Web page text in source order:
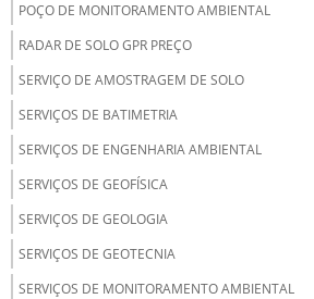
POÇO DE MONITORAMENTO AMBIENTAL
RADAR DE SOLO GPR PREÇO
SERVIÇO DE AMOSTRAGEM DE SOLO
SERVIÇOS DE BATIMETRIA
SERVIÇOS DE ENGENHARIA AMBIENTAL
SERVIÇOS DE GEOFÍSICA
SERVIÇOS DE GEOLOGIA
SERVIÇOS DE GEOTECNIA
SERVIÇOS DE MONITORAMENTO AMBIENTAL